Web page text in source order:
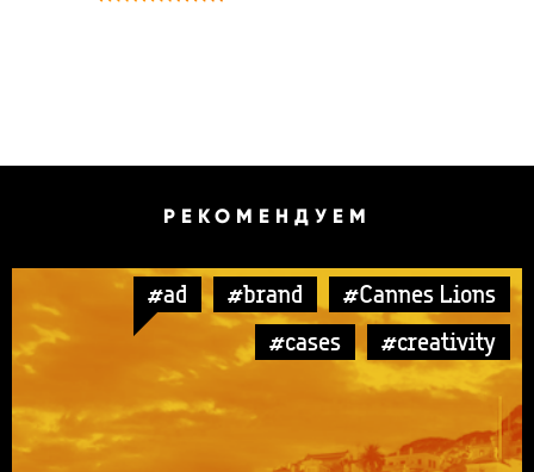
РЕКОМЕНДУЕМ
#ad #brand
#Cannes Lions
#cases
#creativity